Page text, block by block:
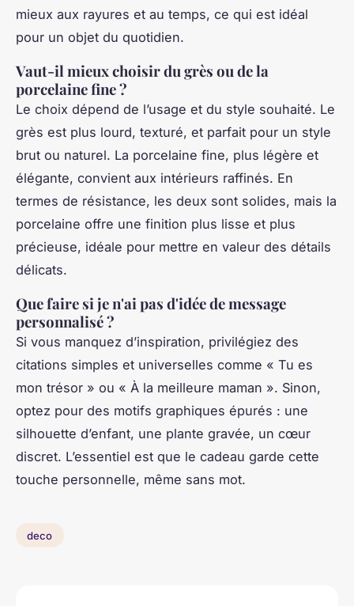
mieux aux rayures et au temps, ce qui est idéal
pour un objet du quotidien.
Vaut-il mieux choisir du grès ou de la
porcelaine fine ?
Le choix dépend de l’usage et du style souhaité. Le
grès est plus lourd, texturé, et parfait pour un style
brut ou naturel. La porcelaine fine, plus légère et
élégante, convient aux intérieurs raffinés. En
termes de résistance, les deux sont solides, mais la
porcelaine offre une finition plus lisse et plus
précieuse, idéale pour mettre en valeur des détails
délicats.
Que faire si je n'ai pas d'idée de message
personnalisé ?
Si vous manquez d’inspiration, privilégiez des
citations simples et universelles comme « Tu es
mon trésor » ou « À la meilleure maman ». Sinon,
optez pour des motifs graphiques épurés : une
silhouette d’enfant, une plante gravée, un cœur
discret. L’essentiel est que le cadeau garde cette
touche personnelle, même sans mot.
deco